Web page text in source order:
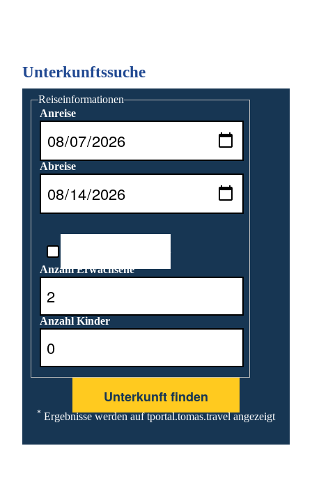
Unterkunftssuche
Reiseinformationen
Anreise
Abreise
Anzahl Erwachsene
Anzahl Kinder
* Ergebnisse werden auf tportal.tomas.travel angezeigt